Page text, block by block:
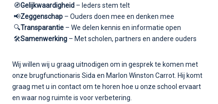
🧭Gelijkwaardigheid – Ieders stem telt
📢Zeggenschap – Ouders doen mee en denken mee
🔍Transparantie – We delen kennis en informatie open
🛠️Samenwerking – Met scholen, partners en andere ouders
Wij willen wij u graag uitnodigen om in gesprek te komen met
onze brugfunctionaris Sida en Marlon Winston Carrot. Hij komt
graag met u in contact om te horen hoe u onze school ervaart
en waar nog ruimte is voor verbetering.